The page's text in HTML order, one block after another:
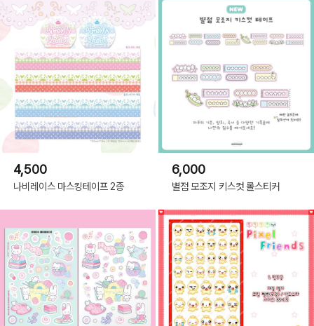
4,500
나비레이스 마스킹테이프 2종
6,000
별점 모조지 키스컷 롤스티커